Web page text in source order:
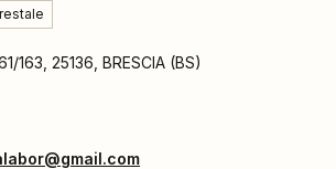
163 25136 BRESCIA (BS)